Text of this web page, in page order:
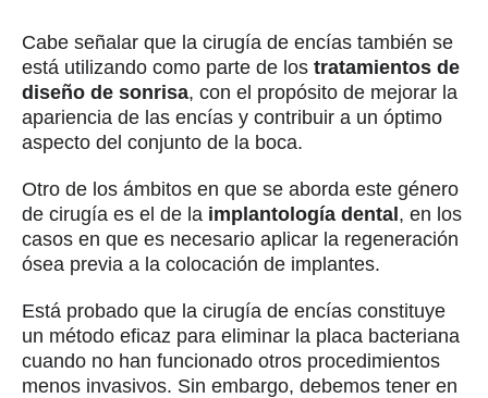
Cabe señalar que la cirugía de encías también se
está utilizando como parte de los tratamientos de
diseño de sonrisa, con el propósito de mejorar la
apariencia de las encías y contribuir a un óptimo
aspecto del conjunto de la boca.
Otro de los ámbitos en que se aborda este género
de cirugía es el de la implantología dental, en los
casos en que es necesario aplicar la regeneración
ósea previa a la colocación de implantes.
Está probado que la cirugía de encías constituye
un método eficaz para eliminar la placa bacteriana
cuando no han funcionado otros procedimientos
menos invasivos. Sin embargo, debemos tener en